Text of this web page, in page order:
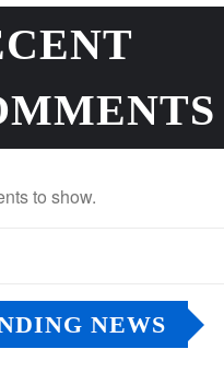
to show.
NEWS